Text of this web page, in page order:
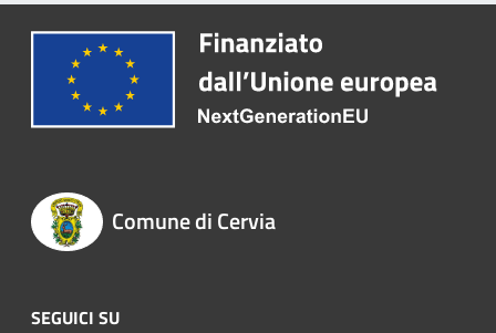
Comune di Cervia
SEGUICI SU